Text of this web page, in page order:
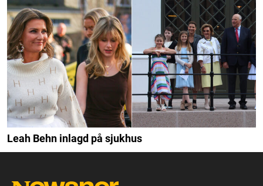
Leah Behn inlagd på sjukhus